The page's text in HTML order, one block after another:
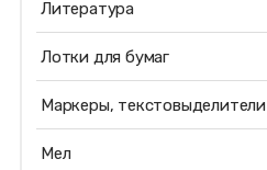
Литература
Лотки для бумаг
Маркеры, текстовыделители
Мел